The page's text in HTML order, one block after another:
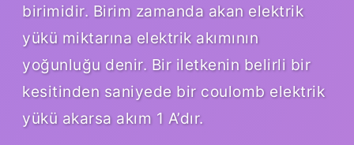
birimidir. Birim zamanda akan elektrik
yükü miktarına elektrik akımının
yoğunluğu denir. Bir iletkenin belirli bir
kesitinden saniyede bir coulomb elektrik
yükü akarsa akım 1 A’dır.